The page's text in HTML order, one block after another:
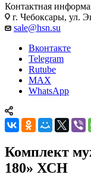
Контактная
г. Чебоксары, ул.
sale@hsn.su
Вконтакте
Telegram
Rutube
MAX
WhatsApp
Комплект
180» ХСН